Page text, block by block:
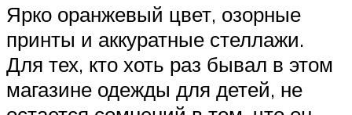
Ярко оранжевый цвет, озорные
принты и аккуратные стеллажи.
Для тех, кто хоть раз бывал в этом
магазине одежды для детей, не